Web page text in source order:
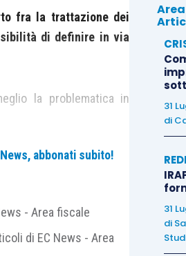
fra la trattazione dei
di definire in via
la problematica in
ricorso avverso un atto
maggio 2019, data di
favorevole.
utilizzare lo strumento
abbonati subito!
- Area fiscale
di EC News - Area
31
di
31
di